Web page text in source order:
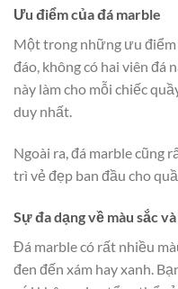
Ưu điểm của đá marble
Một trong những ưu điểm
đáo, không có hai viên đá
này làm cho mỗi chiếc
duy nhất.
Ngoài ra, đá marble cũng
trì vẻ đẹp ban đầu cho
Sự đa dạng về màu sắc
Đá marble có rất nhiều
đen đến xám hay xanh.